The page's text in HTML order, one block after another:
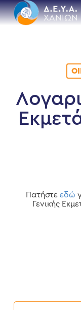
Skip
to
main
Πατήστε εδώ
Γενικής
Ισολογισμός